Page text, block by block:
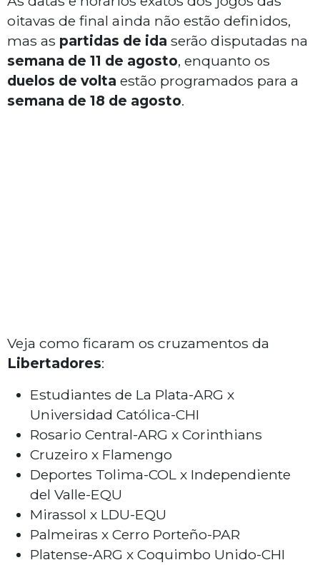
oitavas de final ainda não estão definidos,
mas as partidas de ida serão disputadas na
semana de 11 de agosto, enquanto os
duelos de volta estão programados para a
semana de 18 de agosto.
Veja como ficaram os cruzamentos da
Libertadores:
Estudiantes de La Plata-ARG x
Universidad Católica-CHI
Rosario Central-ARG x Corinthians
Cruzeiro x Flamengo
Deportes Tolima-COL x Independiente
del Valle-EQU
Mirassol x LDU-EQU
Palmeiras x Cerro Porteño-PAR
Platense-ARG x Coquimbo Unido-CHI